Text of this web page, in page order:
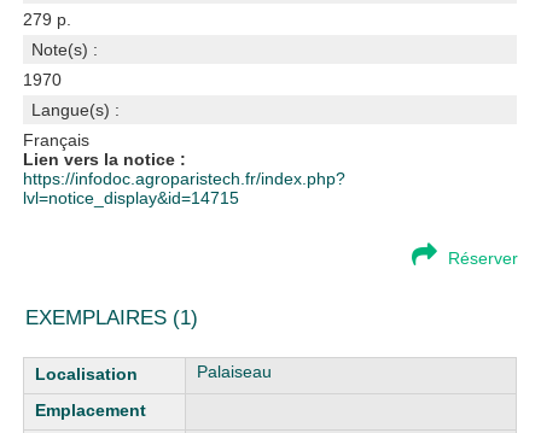
279 p.
Note(s) :
1970
Langue(s) :
Français
Lien vers la notice :
https://infodoc.agroparistech.fr/index.php?
lvl=notice_display&id=14715
Réserver
EXEMPLAIRES (1)
Liste des exemplaires Palaiseau